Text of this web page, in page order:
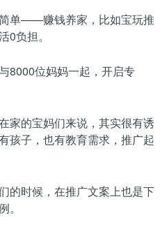
单——赚钱养家，比如宝玩推
0负担。
8000位妈妈一起，开启专
家的宝妈们来说，其实很有诱
孩子，也有教育需求，推广起
的时候，在推广文案上也是下